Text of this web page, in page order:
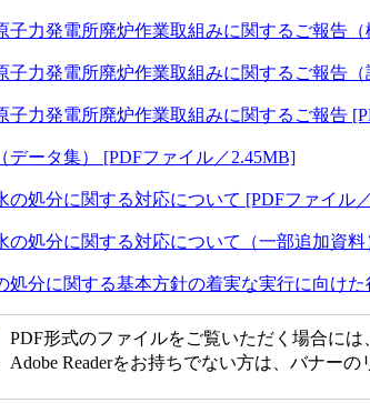
子力発電所廃炉作業取組みに関するご報告
子力発電所廃炉作業取組みに関するご報告
子力発電所廃炉作業取組みに関するご報告
データ集） [PDFファイル／2.45MB]
の処分に関する対応について [PDFファイル
の処分に関する対応について（一部追加資
処分に関する基本方針の着実な実行に向け
PDF形式のファイルをご覧いただく場合には
Adobe Readerをお持ちでない方は、バナー